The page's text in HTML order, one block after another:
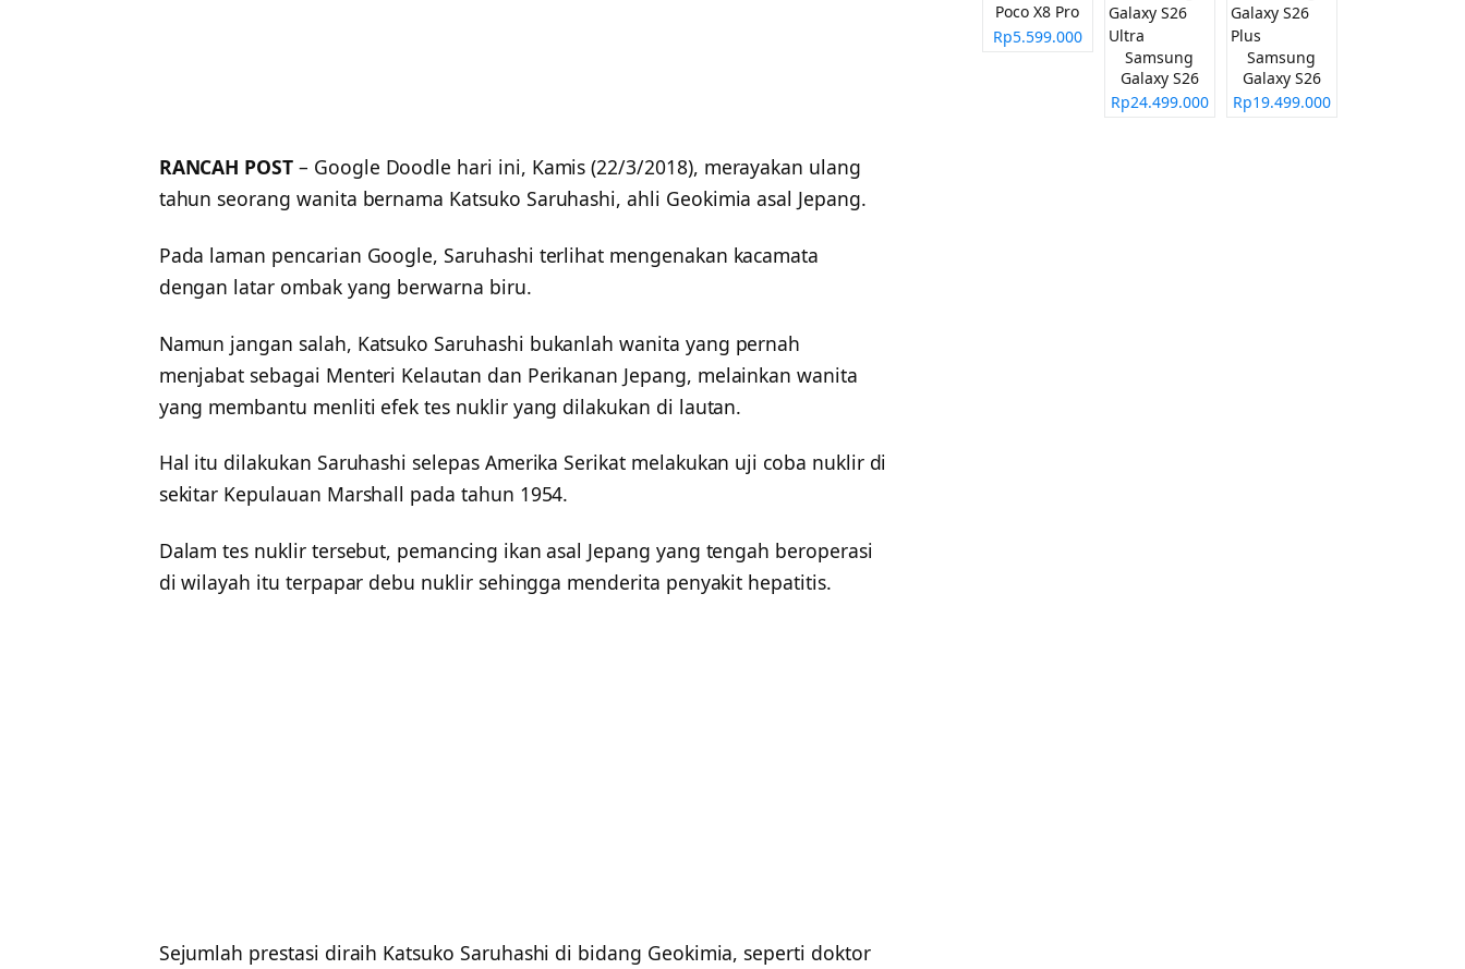
RANCAH POST – Google Doodle hari ini, Kamis (22/3/2018), merayakan ulang
tahun seorang wanita bernama Katsuko Saruhashi, ahli Geokimia asal Jepang.
Pada laman pencarian Google, Saruhashi terlihat mengenakan kacamata
dengan latar ombak yang berwarna biru.
Namun jangan salah, Katsuko Saruhashi bukanlah wanita yang pernah
menjabat sebagai Menteri Kelautan dan Perikanan Jepang, melainkan wanita
yang membantu menliti efek tes nuklir yang dilakukan di lautan.
Hal itu dilakukan Saruhashi selepas Amerika Serikat melakukan uji coba nuklir di
sekitar Kepulauan Marshall pada tahun 1954.
Dalam tes nuklir tersebut, pemancing ikan asal Jepang yang tengah beroperasi
di wilayah itu terpapar debu nuklir sehingga menderita penyakit hepatitis.
Sejumlah prestasi diraih Katsuko Saruhashi di bidang Geokimia, seperti doktor
Poco X8 Pro
Rp5.599.000
Samsung
Galaxy S26
Ultra
Rp24.499.000
Samsung
Galaxy S26
Plus
Rp19.499.000